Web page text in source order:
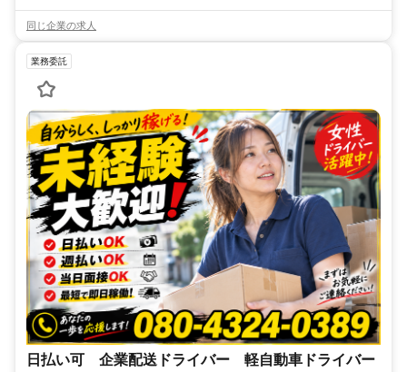
同じ企業の求人
業務委託
日払い可 企業配送ドライバー 軽自動車ドライバー